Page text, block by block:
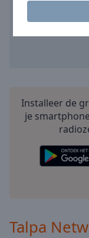
Installeer de
je
Talpa